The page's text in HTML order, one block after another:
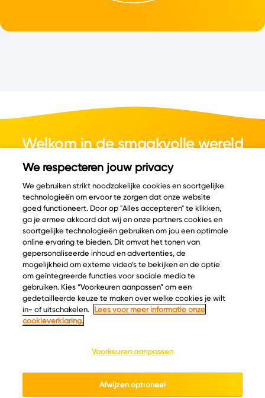
Welkom in de smaakvolle wereld
van kaas.
© Copyright 2026 Velder
Inspiratie
Kaascatalogus
Recepten
Kaasplankjes
Blog
Informatie
Over ons
Ontdek
Keurmerken
We respecteren jouw privacy
We gebruiken strikt noodzakelijke cookies en soortgelijke
technologieën om ervoor te zorgen dat onze website
goed functioneert. Door op "Alles accepteren" te klikken,
ga je ermee akkoord dat wij en onze partners cookies en
soortgelijke technologieën gebruiken om jou een optimale
online ervaring te bieden. Dit omvat het tonen van
gepersonaliseerde inhoud en advertenties, de
mogelijkheid om externe video’s te bekijken en de optie
om geïntegreerde functies voor sociale media te
gebruiken. Kies “Voorkeuren aanpassen” om een
gedetailleerde keuze te maken over welke cookies je wilt
in- of uitschakelen.
Lees voor meer informatie onze
cookieverklaring.
Voorkeuren aanpassen
Afwijzen optioneel